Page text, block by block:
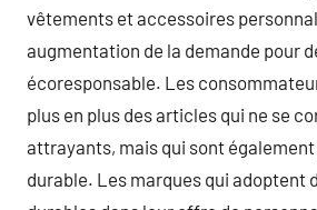
vêtements et accessoires
augmentation de la demande pour
écoresponsable. Les
plus en plus des articles qui ne se
attrayants, mais qui sont
durable. Les marques qui adoptent